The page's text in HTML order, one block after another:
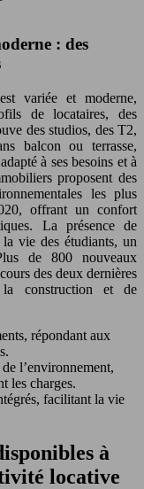
: des
variée et moderne,
de locataires, des
des studios, des T2,
balcon ou terrasse,
à ses besoins et à
proposent des
les plus
offrant un confort
La présence de
vie des étudiants, un
de 800 nouveaux
des deux dernières
la construction et de
répondant aux
l’environnement,
les charges.
facilitant la vie
à
locative